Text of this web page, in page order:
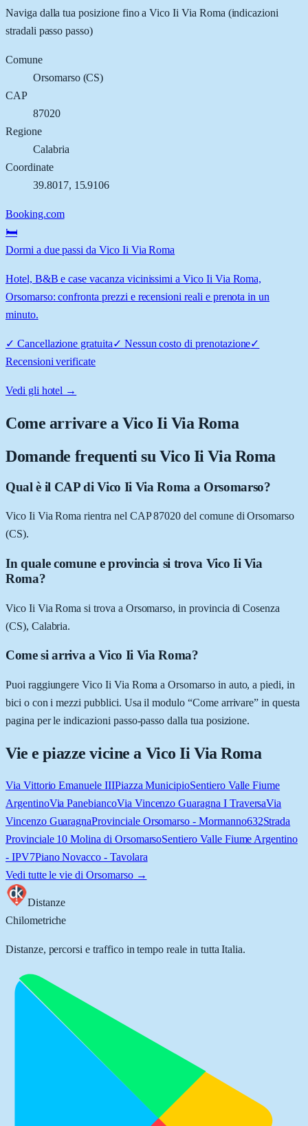
Naviga dalla tua posizione fino aVico Ii Via Roma (indicazioni
stradali passo passo)
Comune
Orsomarso(CS)
CAP
87020
Regione
Calabria
Coordinate
39.8017, 15.9106
Booking.com
🛏️
Dormi a due passi da Vico Ii Via Roma
Hotel, B&B e case vacanza vicinissimi a Vico Ii Via Roma,
Orsomarso: confronta prezzi e recensioni reali e prenota in un
minuto.
✓ Cancellazione gratuita✓ Nessun costo di prenotazione✓
Recensioni verificate
Vedi gli hotel →
Come arrivare aVico Ii Via Roma
Domande frequenti su Vico Ii Via Roma
Qual è il CAP di Vico Ii Via Roma a Orsomarso?
Vico Ii Via Roma rientra nel CAP 87020 del comune di Orsomarso
(CS).
In quale comune e provincia si trova Vico Ii Via
Roma?
Vico Ii Via Roma si trova a Orsomarso, in provincia di Cosenza
(CS), Calabria.
Come si arriva a Vico Ii Via Roma?
Puoi raggiungere Vico Ii Via Roma a Orsomarso in auto, a piedi, in
bici o con i mezzi pubblici. Usa il modulo “Come arrivare” in questa
pagina per le indicazioni passo-passo dalla tua posizione.
Vie e piazze vicine a Vico Ii Via Roma
Via Vittorio Emanuele IIIPiazza MunicipioSentiero Valle Fiume
ArgentinoVia PanebiancoVia Vincenzo Guaragna I TraversaVia
Vincenzo GuaragnaProvinciale Orsomarso - Mormanno632Strada
Provinciale 10 Molina di OrsomarsoSentiero Valle Fiume Argentino
- IPV7Piano Novacco - Tavolara
Vedi tutte le vie di Orsomarso→
Distanze
Chilometriche
Distanze, percorsi e traffico in tempo reale in tutta Italia.